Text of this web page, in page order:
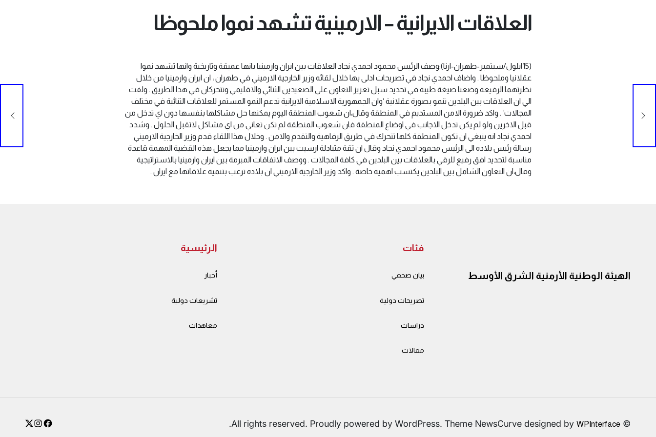
العلاقات الايرانية – الارمينية تشهد نموا ملحوظا
(15ايلول/سبتمبر-طهران-ارنا):وصف الرئيس محمود احمدي نجاد العلاقات بين ايران وارمينيا بانها عميقة وتاريخية وانها تشهد نموا
عقلانيا وملحوظا . واضاف احمدي نجاد في تصريحات ادلى بها خلال لقائه وزير الخارجية الارميني في طهران ، ان ايران وارمينيا من خلال
نظرتهما الرفيعة وضعتا صيغة طيبة في تحديد سبل تعزيز التعاون على الصعيدين الثنائي والاقليمي وتتحركان في هذا الطريق . ولفت
الي ان العلاقات بين البلدين تنمو بصورة عقلانية ‘وان الجمهورية الاسلامية الايرانية تدعم النمو المستمر للعلاقات الثنائية في مختلف
المجالات’ . واكد ضرورة الامن المستديم في المنطقة وقال،ان شعوب المنطقة اليوم يمكنها حل مشاكلها بنفسها دون اي تدخل من
قبل الاخرين ولو لم يكن تدخل الاجانب في اوضاع المنطقة فان شعوب المنطقة لم تكن تعاني من اي مشاكل لاتقبل الحلول . وشدد
احمدي نجاد انه ينبغي ان تكون المنطقة كلها تتحرك في طريق الرفاهية والتقدم والامن . وخلال هذا اللقاء قدم وزير الخارجية الارميني
رسالة رئيس بلاده الى الرئيس محمود احمدي نجاد وقال ان ثقة متبادلة ارسيت بين ايران وارمينيا مما يجعل هذه القضية المهمة قاعدة
مناسبة لتحديد افق رفيع للرقي بالعلاقات بين البلدين في كافة المجالات . ووصف الاتفاقات المبرمة بين ايران وارمينيا بالاستراتيجية
وقال،ان التعاون الشامل بين البلدين يكتسب اهمية خاصة . واكد وزير الخارجية الارميني ان بلاده ترغب بتنمية علاقاتها مع ايران .
الهيئة الوطنية الأرمنية الشرق الأوسط
فئات
بيان صحفي
تصريحات دولية
دراسات
مقالات
الرئيسية
أخبار
تشريعات دولية
معاهدات
© All rights reserved. Proudly powered by WordPress. Theme NewsCurve designed by
WPInterface
.
facebook
instagram
X